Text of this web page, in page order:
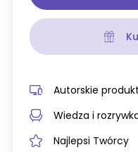
Autorskie
Wiedza i
Najlepsi Twórcy